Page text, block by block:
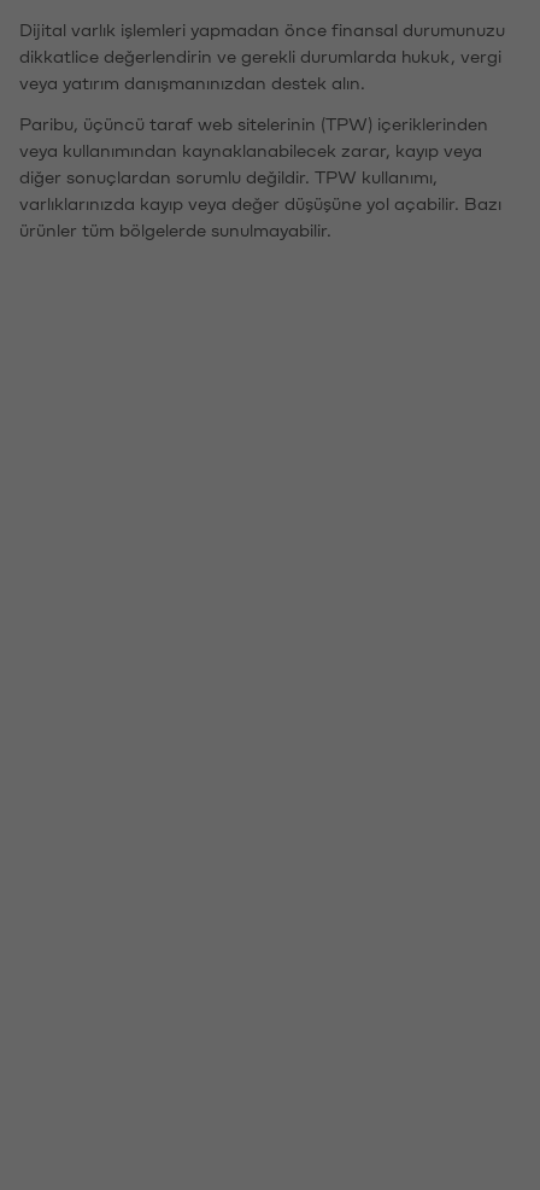
Dijital varlık işlemleri yapmadan önce finansal durumunuzu
dikkatlice değerlendirin ve gerekli durumlarda hukuk, vergi
veya yatırım danışmanınızdan destek alın.
Paribu, üçüncü taraf web sitelerinin (TPW) içeriklerinden
veya kullanımından kaynaklanabilecek zarar, kayıp veya
diğer sonuçlardan sorumlu değildir. TPW kullanımı,
varlıklarınızda kayıp veya değer düşüşüne yol açabilir. Bazı
ürünler tüm bölgelerde sunulmayabilir.